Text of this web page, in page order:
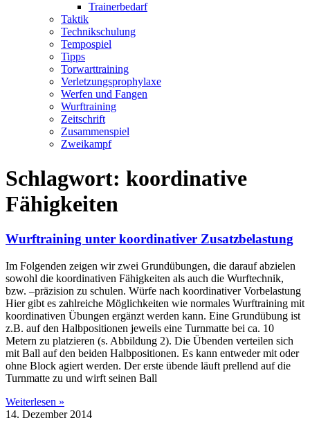
Trainerbedarf
Taktik
Technikschulung
Tempospiel
Tipps
Torwarttraining
Verletzungsprophylaxe
Werfen und Fangen
Wurftraining
Zeitschrift
Zusammenspiel
Zweikampf
Schlagwort: koordinative
Fähigkeiten
Wurftraining unter koordinativer Zusatzbelastung
Im Folgenden zeigen wir zwei Grundübungen, die darauf abzielen
sowohl die koordinativen Fähigkeiten als auch die Wurftechnik,
bzw. –präzision zu schulen. Würfe nach koordinativer Vorbelastung
Hier gibt es zahlreiche Möglichkeiten wie normales Wurftraining mit
koordinativen Übungen ergänzt werden kann. Eine Grundübung ist
z.B. auf den Halbpositionen jeweils eine Turnmatte bei ca. 10
Metern zu platzieren (s. Abbildung 2). Die Übenden verteilen sich
mit Ball auf den beiden Halbpositionen. Es kann entweder mit oder
ohne Block agiert werden. Der erste übende läuft prellend auf die
Turnmatte zu und wirft seinen Ball
Weiterlesen »
14. Dezember 2014